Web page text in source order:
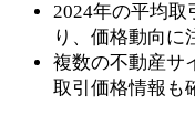
2024年の平均取
り、価格動向に
複数の不動産サ
取引価格情報も